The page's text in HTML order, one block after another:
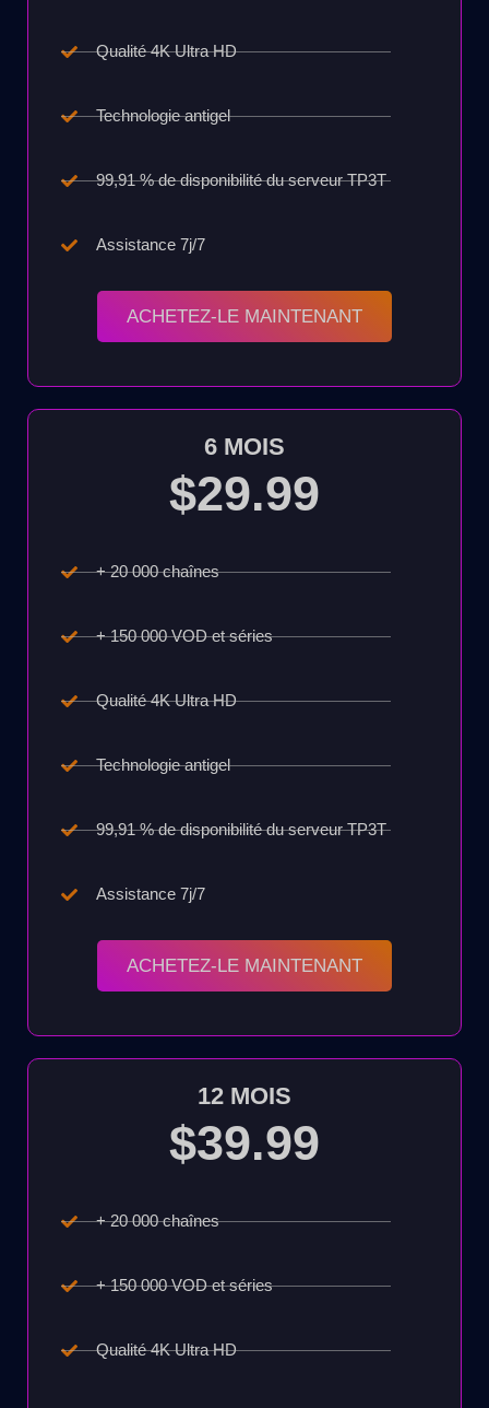
Qualité 4K Ultra HD
Technologie antigel
99,91 % de disponibilité du serveur TP3T
Assistance 7j/7
ACHETEZ-LE MAINTENANT
6 MOIS
$29.99
+ 20 000 chaînes
+ 150 000 VOD et séries
Qualité 4K Ultra HD
Technologie antigel
99,91 % de disponibilité du serveur TP3T
Assistance 7j/7
ACHETEZ-LE MAINTENANT
12 MOIS
$39.99
+ 20 000 chaînes
+ 150 000 VOD et séries
Qualité 4K Ultra HD